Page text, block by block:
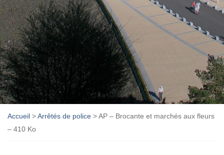
Accueil >Arrêtés de police >AP – Brocante et marchés aux fleurs
– 410 Ko